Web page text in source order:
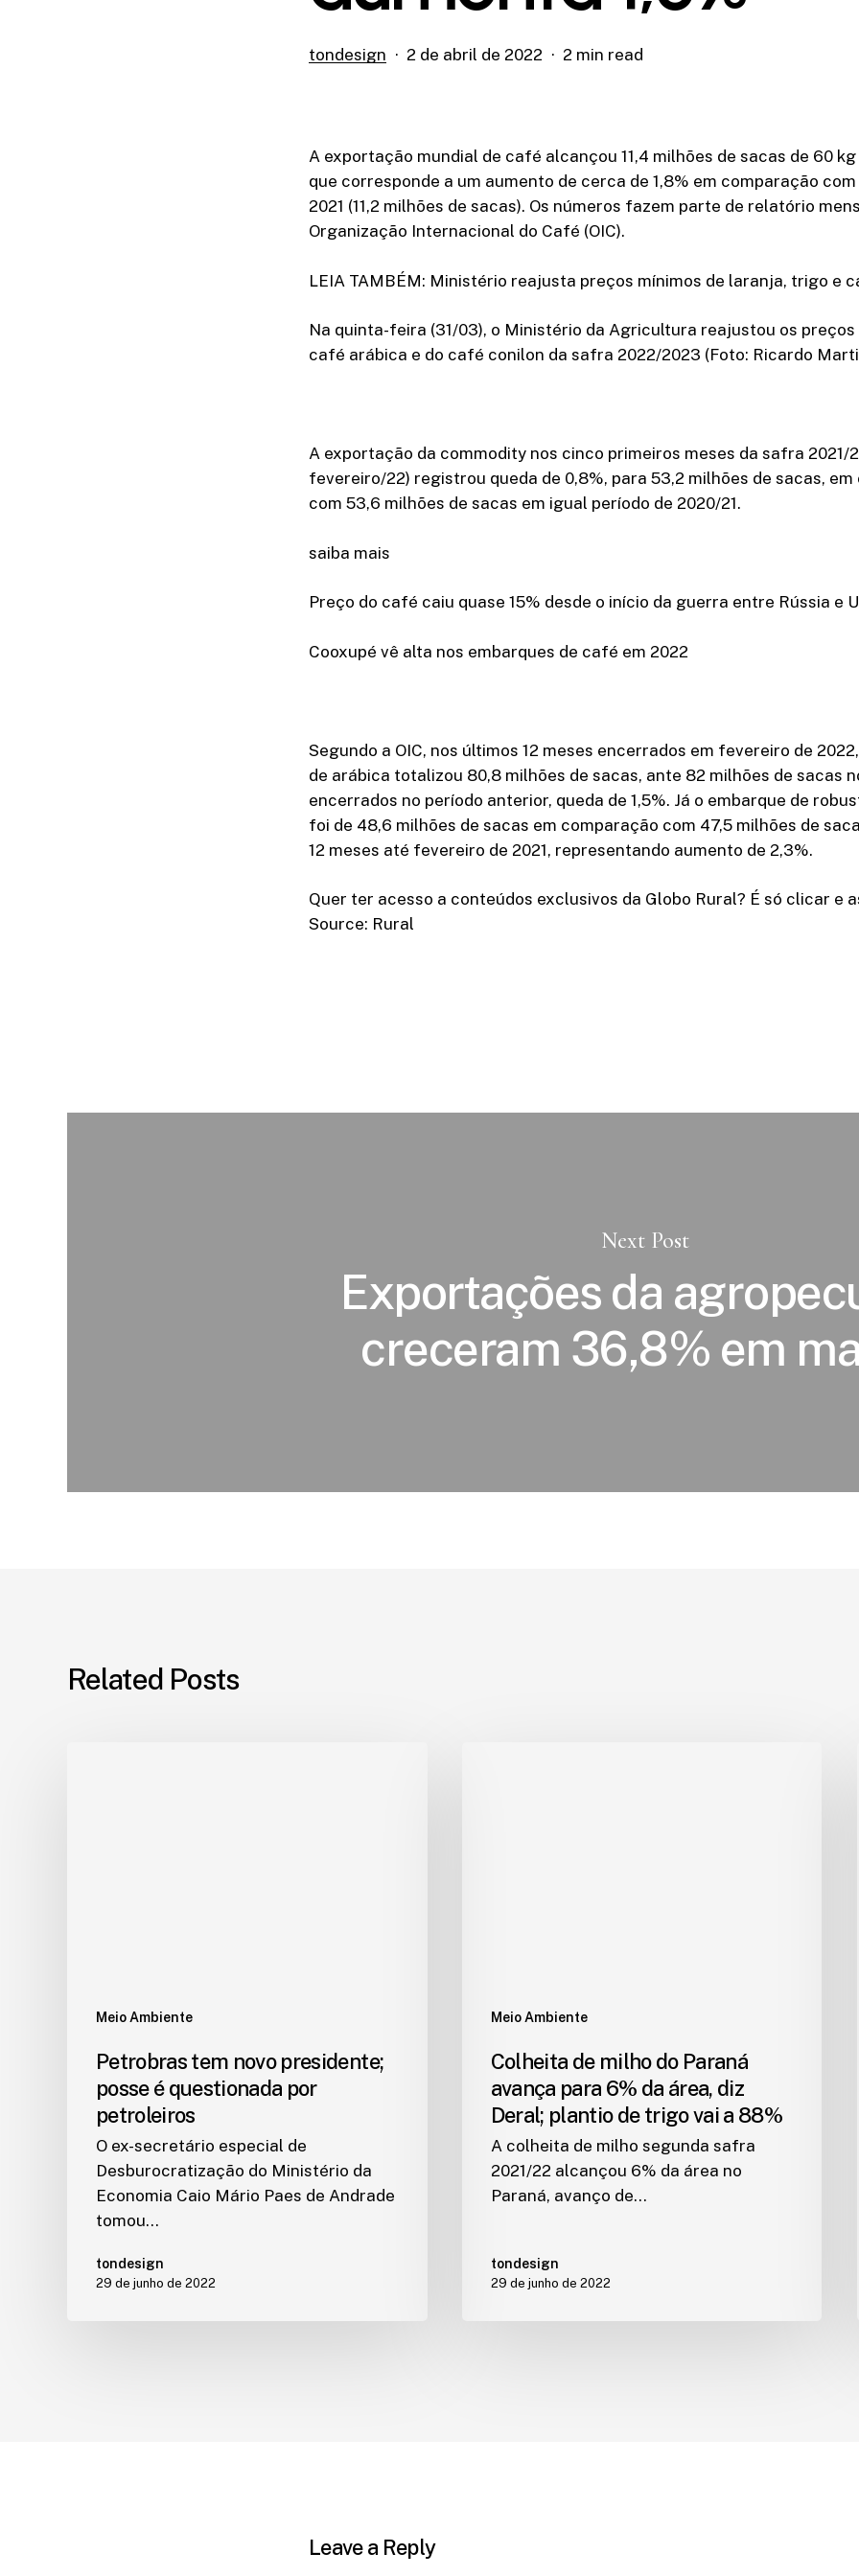
tondesign 2 de abril de 2022 2 min read
A exportação mundial de café alcançou 11,4 milhões de sacas de 60
que corresponde a um aumento de cerca de 1,8% em comparação
2021 (11,2 milhões de sacas). Os números fazem parte de relatório
Organização Internacional do Café (OIC).
LEIA TAMBÉM: Ministério reajusta preços mínimos de laranja, trigo e
Na quinta-feira (31/03), o Ministério da Agricultura reajustou os preços
café arábica e do café conilon da safra 2022/2023 (Foto: Ricardo
A exportação da commodity nos cinco primeiros meses da safra 2021/
fevereiro/22) registrou queda de 0,8%, para 53,2 milhões de sacas,
com 53,6 milhões de sacas em igual período de 2020/21.
saiba mais
Preço do café caiu quase 15% desde o início da guerra entre Rússia e
Cooxupé vê alta nos embarques de café em 2022
Segundo a OIC, nos últimos 12 meses encerrados em fevereiro de
de arábica totalizou 80,8 milhões de sacas, ante 82 milhões de sacas
encerrados no período anterior, queda de 1,5%. Já o embarque de
foi de 48,6 milhões de sacas em comparação com 47,5 milhões de
12 meses até fevereiro de 2021, representando aumento de 2,3%.
Quer ter acesso a conteúdos exclusivos da Globo Rural? É só clicar e
Source: Rural
Next Post
Exportações da
creceram 36,8% em
Related Posts
Meio Ambiente
Petrobras tem novo presidente;
posse é questionada por
petroleiros
O ex-secretário especial de
Desburocratização do Ministério da
Economia Caio Mário Paes de Andrade
tomou…
tondesign
29 de junho de 2022
Meio Ambiente
Colheita de milho do Paraná
avança para 6% da área, diz
Deral; plantio de trigo vai a 88%
A colheita de milho segunda safra
2021/22 alcançou 6% da área no
Paraná, avanço de…
tondesign
29 de junho de 2022
Leave a Reply